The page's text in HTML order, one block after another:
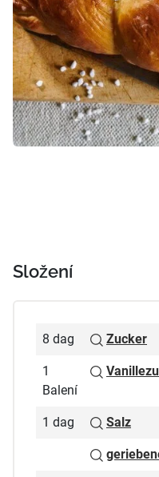
Složení
8 dag Zucker
1
Balení
1 dag Salz